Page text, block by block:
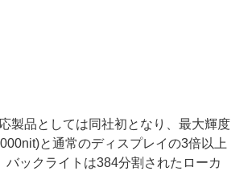
製品としては同社初となり、最大輝度
と通常のディスプレイの3倍以上
バックライトは384分割されたローカ